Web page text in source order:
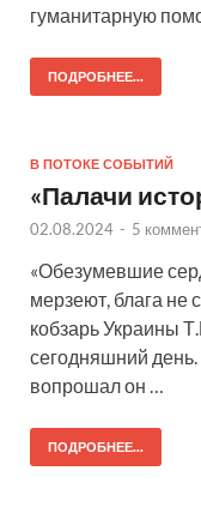
гуманитарную
ПОДРОБНЕЕ...
В ПОТОКЕ СОБЫТИЙ
«Палачи
02.08.2024 - 5
«Обезумевшие
мерзеют, блага не
кобзарь Украины
сегодняшний
вопрошал он …
ПОДРОБНЕЕ...